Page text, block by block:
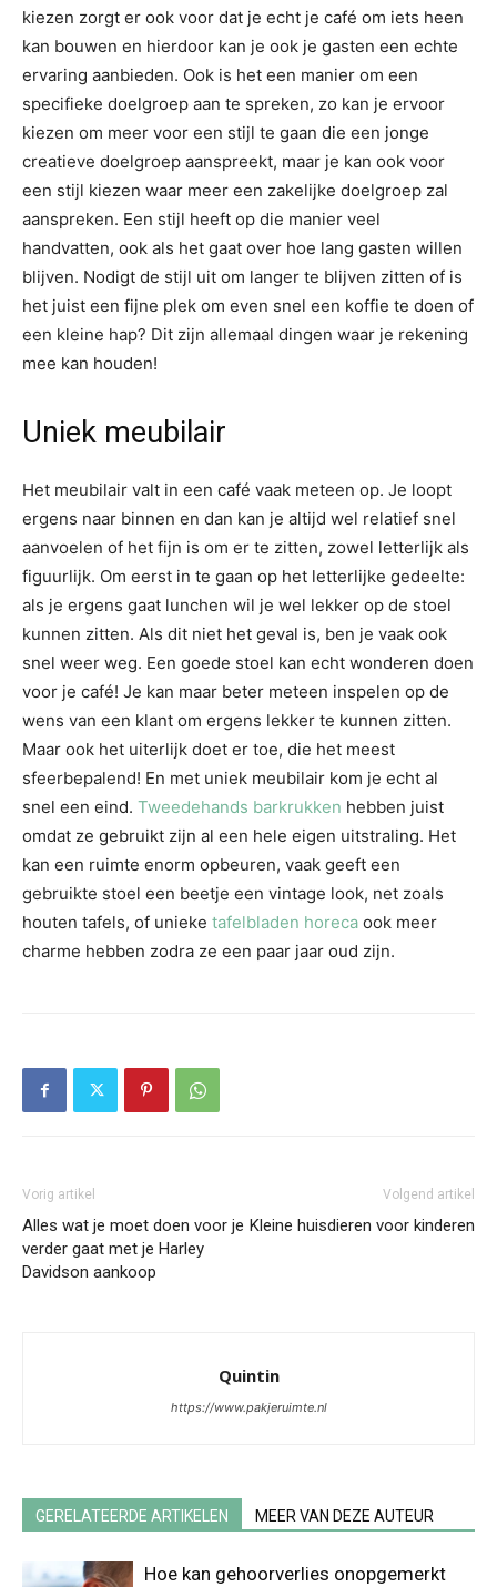
kiezen zorgt er ook voor dat je echt je café om iets heen
kan bouwen en hierdoor kan je ook je gasten een echte
ervaring aanbieden. Ook is het een manier om een
specifieke doelgroep aan te spreken, zo kan je ervoor
kiezen om meer voor een stijl te gaan die een jonge
creatieve doelgroep aanspreekt, maar je kan ook voor
een stijl kiezen waar meer een zakelijke doelgroep zal
aanspreken. Een stijl heeft op die manier veel
handvatten, ook als het gaat over hoe lang gasten willen
blijven. Nodigt de stijl uit om langer te blijven zitten of is
het juist een fijne plek om even snel een koffie te doen of
een kleine hap? Dit zijn allemaal dingen waar je rekening
mee kan houden!
Uniek meubilair
Het meubilair valt in een café vaak meteen op. Je loopt
ergens naar binnen en dan kan je altijd wel relatief snel
aanvoelen of het fijn is om er te zitten, zowel letterlijk als
figuurlijk. Om eerst in te gaan op het letterlijke gedeelte:
als je ergens gaat lunchen wil je wel lekker op de stoel
kunnen zitten. Als dit niet het geval is, ben je vaak ook
snel weer weg. Een goede stoel kan echt wonderen doen
voor je café! Je kan maar beter meteen inspelen op de
wens van een klant om ergens lekker te kunnen zitten.
Maar ook het uiterlijk doet er toe, die het meest
sfeerbepalend! En met uniek meubilair kom je echt al
snel een eind. Tweedehands barkrukken hebben juist
omdat ze gebruikt zijn al een hele eigen uitstraling. Het
kan een ruimte enorm opbeuren, vaak geeft een
gebruikte stoel een beetje een vintage look, net zoals
houten tafels, of unieke tafelbladen horeca ook meer
charme hebben zodra ze een paar jaar oud zijn.
Vorig artikel
Alles wat je moet doen voor je
verder gaat met je Harley
Davidson aankoop
Volgend artikel
Kleine huisdieren voor kinderen
Quintin
https://www.pakjeruimte.nl
GERELATEERDE ARTIKELEN MEER VAN DEZE AUTEUR
Hoe kan gehoorverlies onopgemerkt